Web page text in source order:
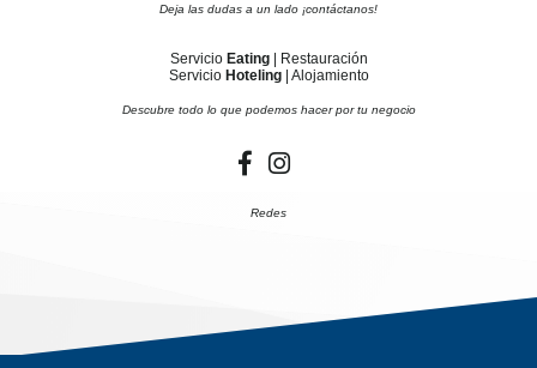
Deja las dudas a un lado ¡contáctanos!
Servicio Eating| Restauración
Servicio Hoteling| Alojamiento
Descubre todo lo que podemos hacer por tu negocio
Redes